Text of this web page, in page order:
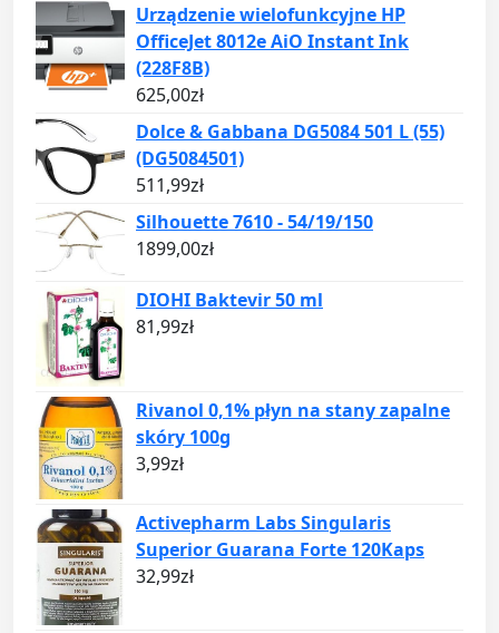
Urządzenie wielofunkcyjne HP
OfficeJet 8012e AiO Instant Ink
(228F8B)
625,00zł
Dolce & Gabbana DG5084 501 L (55)
(DG5084501)
511,99zł
Silhouette 7610 - 54/19/150
1899,00zł
DIOHI Baktevir 50 ml
81,99zł
Rivanol 0,1% płyn na stany zapalne
skóry 100g
3,99zł
Activepharm Labs Singularis
Superior Guarana Forte 120Kaps
32,99zł